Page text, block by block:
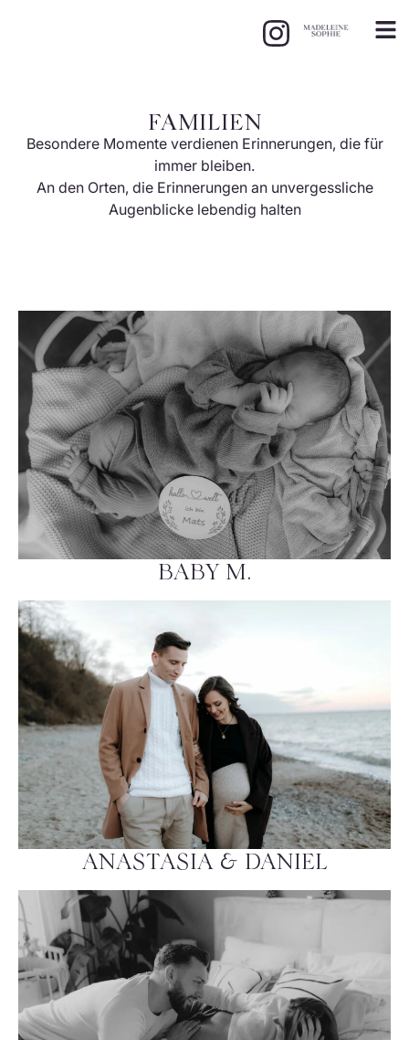
FAMILIEN
Besondere Momente verdienen Erinnerungen, die für
immer bleiben.
An den Orten, die Erinnerungen an unvergessliche
Augenblicke lebendig halten
BABY M.
ANASTASIA & DANIEL